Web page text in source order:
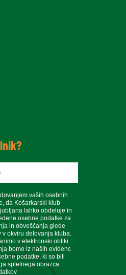
vaših osebnih
da Košarkarski klub
lahko obdeluje in
osebne podatke za
in obveščanja glede
okviru delovanja kluba.
v elektronski obliki.
bomo iz naših evidenc
podatke, ki so bili
spletnega obrazca.